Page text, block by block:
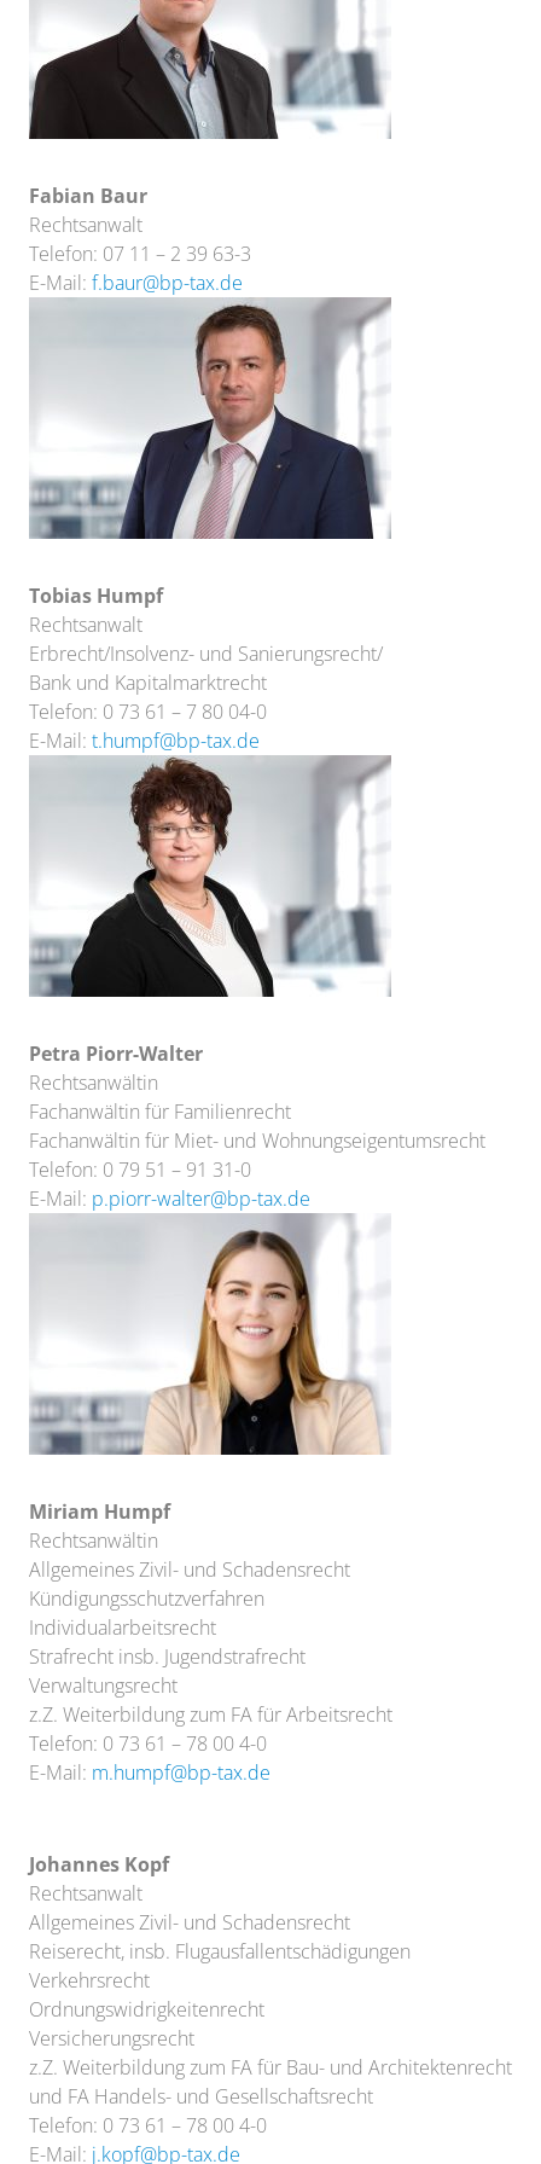
Fabian Baur
Rechtsanwalt
Telefon: 07 11 – 2 39 63-3
E-Mail: f.baur@bp-tax.de
Tobias Humpf
Rechtsanwalt
Erbrecht/Insolvenz- und Sanierungsrecht/
Bank und Kapitalmarktrecht
Telefon: 0 73 61 – 7 80 04-0
E-Mail: t.humpf@bp-tax.de
Petra Piorr-Walter
Rechtsanwältin
Fachanwältin für Familienrecht
Fachanwältin für Miet- und Wohnungseigentumsrecht
Telefon: 0 79 51 – 91 31-0
E-Mail: p.piorr-walter@bp-tax.de
Miriam Humpf
Rechtsanwältin
Allgemeines Zivil- und Schadensrecht
Kündigungsschutzverfahren
Individualarbeitsrecht
Strafrecht insb. Jugendstrafrecht
Verwaltungsrecht
z.Z. Weiterbildung zum FA für Arbeitsrecht
Telefon: 0 73 61 – 78 00 4-0
E-Mail: m.humpf@bp-tax.de
Johannes Kopf
Rechtsanwalt
Allgemeines Zivil- und Schadensrecht
Reiserecht, insb. Flugausfallentschädigungen
Verkehrsrecht
Ordnungswidrigkeitenrecht
Versicherungsrecht
z.Z. Weiterbildung zum FA für Bau- und Architektenrecht
und FA Handels- und Gesellschaftsrecht
Telefon: 0 73 61 – 78 00 4-0
E-Mail: j.kopf@bp-tax.de